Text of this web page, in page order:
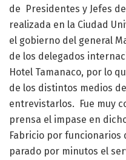
de Presidentes y Jefes
realizada en la Ciudad
el gobierno del general
de los delegados
Hotel Tamanaco, por lo
de los distintos medios
entrevistarlos. Fue muy
prensa el impase en
Fabricio por
parado por minutos el